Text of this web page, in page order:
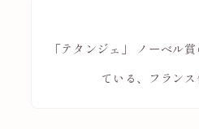
「テタンジェ」 ノーベル
ている、フラン